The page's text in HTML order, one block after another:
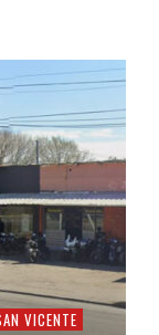
VICENTE